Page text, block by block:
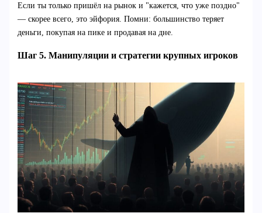
Если ты только пришёл на рынок и "кажется, что уже поздно"
— скорее всего, это эйфория. Помни: большинство теряет
деньги, покупая на пике и продавая на дне.
Шаг 5. Манипуляции и стратегии крупных игроков